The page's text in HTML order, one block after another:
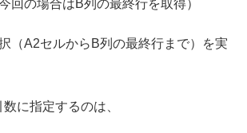
回の場合はB列の最終行を取得）
（A2セルからB列の最終行まで）を実
に指定するのは、